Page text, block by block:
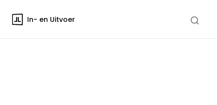
In- en Uitvoer